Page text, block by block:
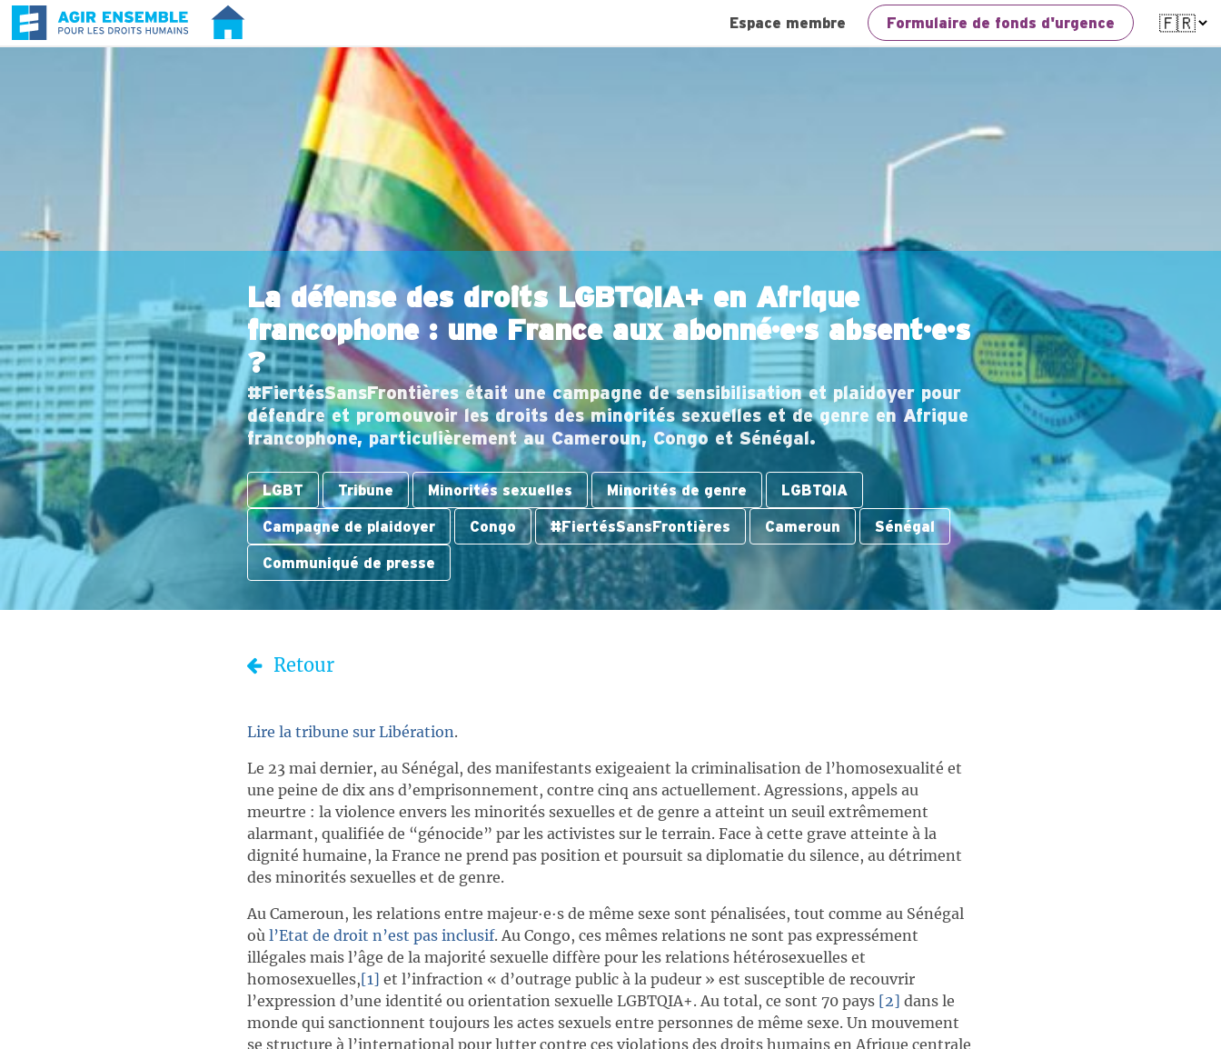
Espace membre Formulaire de fonds d'urgence
La défense des droits LGBTQIA+ en Afrique
francophone : une France aux abonné·e·s absent·e·s
?
#FiertésSansFrontières était une campagne de sensibilisation et plaidoyer pour
défendre et promouvoir les droits des minorités sexuelles et de genre en Afrique
francophone, particulièrement au Cameroun, Congo et Sénégal.
LGBT Tribune Minorités sexuelles Minorités de genre LGBTQIA
Campagne de plaidoyer Congo #FiertésSansFrontières Cameroun Sénégal
Communiqué de presse
Retour
Lire la tribune sur Libération.
Le 23 mai dernier, au Sénégal, des manifestants exigeaient la criminalisation de l’homosexualité et
une peine de dix ans d’emprisonnement, contre cinq ans actuellement. Agressions, appels au
meurtre : la violence envers les minorités sexuelles et de genre a atteint un seuil extrêmement
alarmant, qualifiée de “génocide” par les activistes sur le terrain. Face à cette grave atteinte à la
dignité humaine, la France ne prend pas position et poursuit sa diplomatie du silence, au détriment
des minorités sexuelles et de genre.
Au Cameroun, les relations entre majeur∙e∙s de même sexe sont pénalisées, tout comme au Sénégal
où l’Etat de droit n’est pas inclusif. Au Congo, ces mêmes relations ne sont pas expressément
illégales mais l’âge de la majorité sexuelle diffère pour les relations hétérosexuelles et
homosexuelles,[1] et l’infraction « d’outrage public à la pudeur » est susceptible de recouvrir
l’expression d’une identité ou orientation sexuelle LGBTQIA+. Au total, ce sont 70 pays [2] dans le
monde qui sanctionnent toujours les actes sexuels entre personnes de même sexe. Un mouvement
se structure à l’international pour lutter contre ces violations des droits humains en Afrique centrale